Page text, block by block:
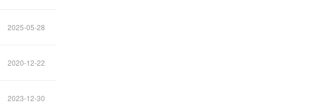
2025-05-28
2020-12-22
2023-12-30